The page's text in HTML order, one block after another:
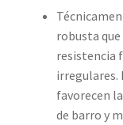
robusta
resistencia
irregulares.
favorecen
de barro y